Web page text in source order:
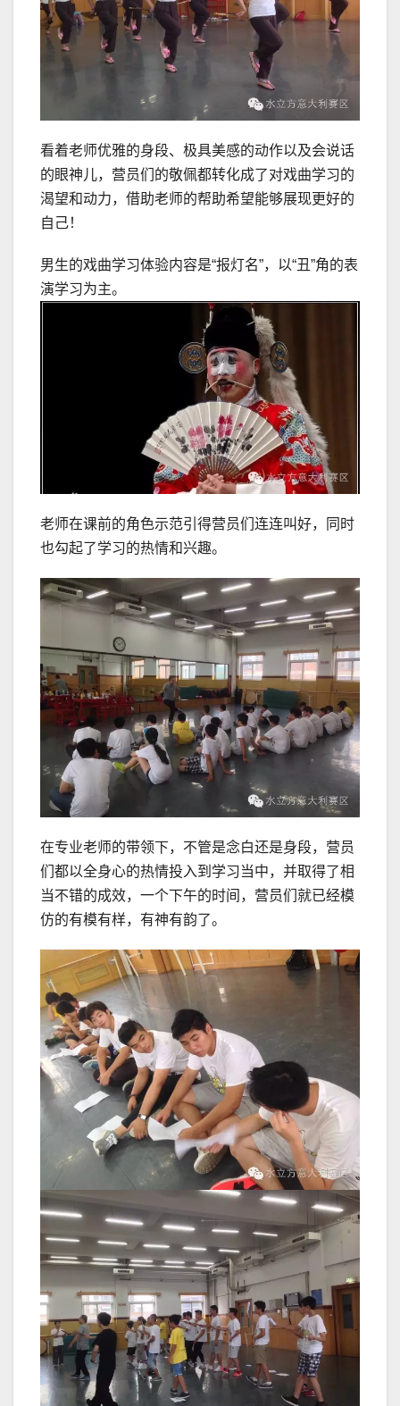
看着老师优雅的身段、极具美感的动作以及会说话
的眼神儿，营员们的敬佩都转化成了对戏曲学习的
渴望和动力，借助老师的帮助希望能够展现更好的
自己！
男生的戏曲学习体验内容是“报灯名”，以“丑”角的表
演学习为主。
老师在课前的角色示范引得营员们连连叫好，同时
也勾起了学习的热情和兴趣。
在专业老师的带领下，不管是念白还是身段，营员
们都以全身心的热情投入到学习当中，并取得了相
当不错的成效，一个下午的时间，营员们就已经模
仿的有模有样，有神有韵了。